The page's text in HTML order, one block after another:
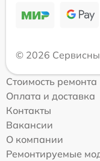
© 2026
Стоимость ремонта
Оплата и доставка
Контакты
Вакансии
О компании
Ремонтируемые